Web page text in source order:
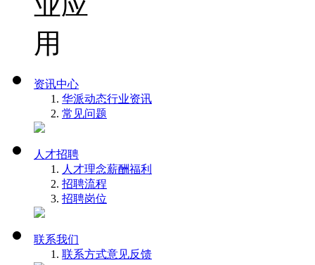
资讯中心
华派动态行业资讯
常见问题
人才招聘
人才理念薪酬福利
招聘流程
招聘岗位
联系我们
联系方式意见反馈